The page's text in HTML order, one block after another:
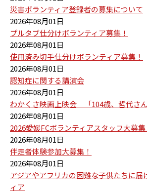
災害ボランティア登録者の募集について
2026年08月01日
プルタブ仕分けボランティア募集！
2026年08月01日
使用済み切手仕分けボランティア募集！
2026年08月01日
認知症に関する講演会
2026年08月01日
わかくさ映画上映会 「104歳、哲代さん
2026年08月01日
2026愛媛FCボランティアスタッフ大募集
2026年08月01日
伴走者体験参加大募集！
2026年08月01日
アジアやアフリカの困難な子供たちに届
ィア